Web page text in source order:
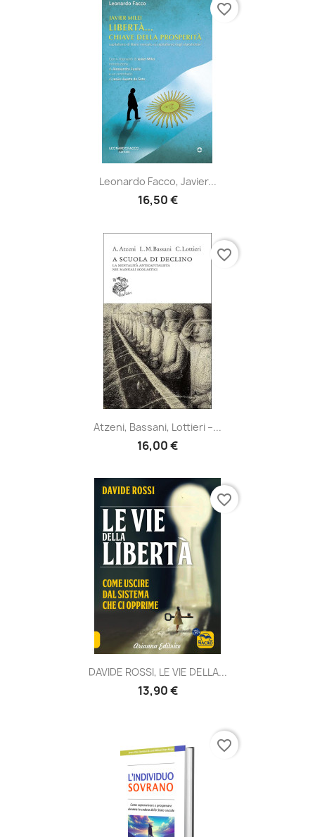
Leonardo Facco, Javier...
16,50 €
favorite_border
Atzeni, Bassani, Lottieri –...
16,00 €
favorite_border
DAVIDE ROSSI, LE VIE DELLA...
13,90 €
favorite_border
favorite_border